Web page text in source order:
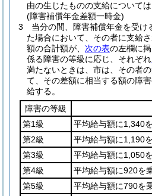
由の生じたものの支給について
(障害補償年金差額一時金)
3
当分の間、障害補償年金を受け
た場合において、その者に支給
額の合計額が、 次の表の左欄に
係る障害の等級に応じ、それぞれ
満たないときは、市は、その者
て、その差額に相当する額の障
給する。
障害の等級
第1級
平均給与額に1,340
第2級
平均給与額に1,190
第3級
平均給与額に1,050
第4級
平均給与額に920を
第5級
平均給与額に790を